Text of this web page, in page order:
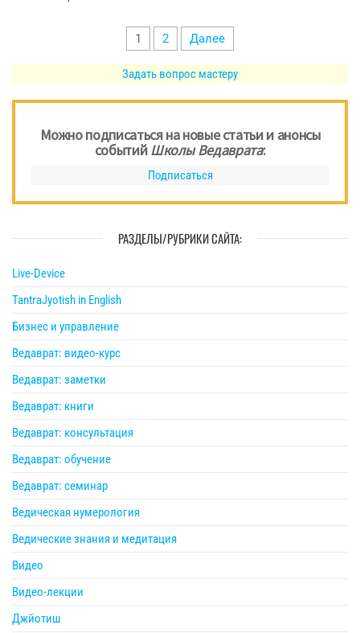
записей
1 2 Далее
Задать вопрос мастеру
Можно подписаться на новые статьи и анонсы
событийШколы Ведаврата:
Подписаться
РАЗДЕЛЫ/РУБРИКИ САЙТА:
Live-Device
TantraJyotish in English
Бизнес и управление
Ведаврат: видео-курс
Ведаврат: заметки
Ведаврат: книги
Ведаврат: консультация
Ведаврат: обучение
Ведаврат: семинар
Ведическая нумерология
Ведические знания и медитация
Видео
Видео-лекции
Джйотиш